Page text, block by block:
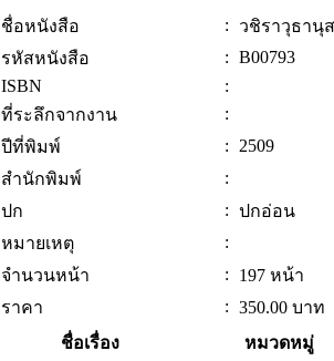
ชื่อหนังสือ :
วชิราวุธา
รหัสหนังสือ
: B00793
ISBN
:
ที่ระลึกจากงาน
:
ปีที่พิมพ์
: 2509
สำนักพิมพ์
:
ปก
: ปกอ่อน
หมายเหตุ
:
จำนวนหน้า
:
197 หน้า
ราคา
: 350.00 บาท
ชื่อเรื่อง
หมวดหมู่